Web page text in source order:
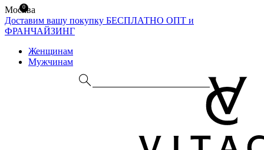
Москва
Доставим вашу покупку БЕСПЛАТНО ОПТ и
ФРАНЧАЙЗИНГ
Женщинам
Мужчинам
0